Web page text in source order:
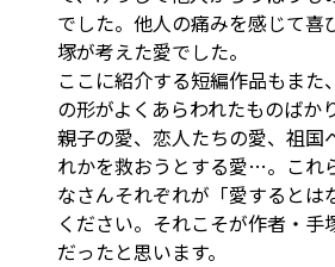
でした。他人の痛みを感じて喜
塚が考えた愛でした。
ここに紹介する短編作品もまた
の形がよくあらわれたものばか
親子の愛、恋人たちの愛、祖国
れかを救おうとする愛…。これ
なさんそれぞれが「愛するとは
ください。それこそが作者・手
だったと思います。